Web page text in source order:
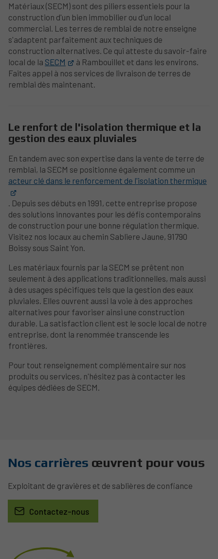
Matériaux (SECM) sont des piliers essentiels pour la
construction d'un bien immobilier ou d'un local
commercial. Les terres de remblai de notre enseigne
s'adaptent parfaitement aux techniques de
construction alternatives. Ce qui atteste du savoir-faire
local de la SECM
à Rambouillet et dans les environs.
Faites appel à nos services de livraison de terres de
remblai dès maintenant.
Le renfort de l'isolation thermique et la
gestion des eaux pluviales
En tandem avec son expertise dans la vente de terre de
remblai, la SECM se positionne également comme un
acteur clé dans le renforcement de l'isolation thermique
. Depuis ses débuts en 1991, cette entreprise propose
des solutions innovantes pour les défis contemporains
de construction pour une bonne régulation thermique.
Visitez nos locaux au chemin Sabliere Jaune, 91790
Boissy sous Saint Yon.
Les matériaux fournis par la SECM se prêtent non
seulement à des applications traditionnelles, mais aussi
à des usages spécifiques tels que la gestion des eaux
pluviales. Elles ouvrent aussi la voie à des approches
alternatives pour favoriser ainsi une construction
durable. La satisfaction client est le socle local de notre
entreprise, dont la renommée transcende les
frontières.
Pour tout renseignement complémentaire sur nos
produits ou services, n'hésitez pas à contacter les
équipes dédiées de SECM.
Nos carrières œuvrent pour vous
Exploitant de gravières et de sablières de confiance
Contactez-nous